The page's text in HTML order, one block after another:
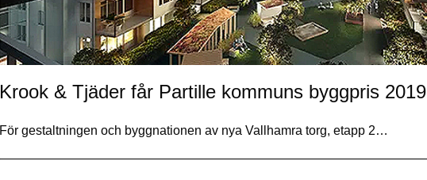
Krook & Tjäder får Partille kommuns byggpris 2019
För gestaltningen och byggnationen av nya Vallhamra torg, etapp 2…